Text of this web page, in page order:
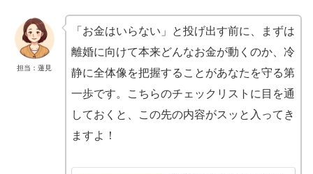
担当：蓮見
「お金はいらない」と投げ出す前に、まずは
離婚に向けて本来どんなお金が動くのか、冷
静に全体像を把握することがあなたを守る第
一歩です。こちらのチェックリストに目を通
しておくと、この先の内容がスッと入ってき
ますよ！